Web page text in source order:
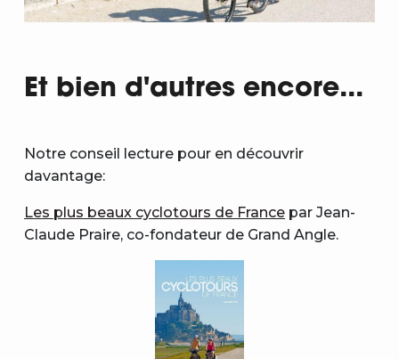
Et bien d'autres encore...
Notre conseil lecture pour en découvrir
davantage:
Les plus beaux cyclotours de France par Jean-
Claude Praire, co-fondateur de Grand Angle.